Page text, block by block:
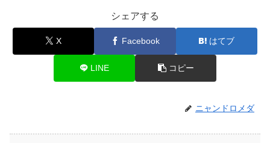
シェアする
X Facebook はてブ
LINE コピー
ニャンドロメダ